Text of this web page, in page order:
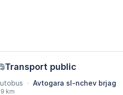
Transport public
· Avtogara sl-nchev brjag
km